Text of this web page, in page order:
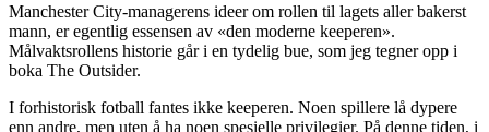
Manchester City-managerens ideer om rollen til lagets aller bakerst
mann, er egentlig essensen av «den moderne keeperen».
Målvaktsrollens historie går i en tydelig bue, som jeg tegner opp i
boka The Outsider.
I forhistorisk fotball fantes ikke keeperen. Noen spillere lå dypere
enn andre, men uten å ha noen spesielle privilegier. På denne tiden, i